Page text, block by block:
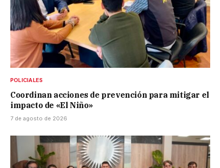
POLICIALES
Coordinan acciones de prevención para mitigar el
impacto de «El Niño»
7 de agosto de 2026